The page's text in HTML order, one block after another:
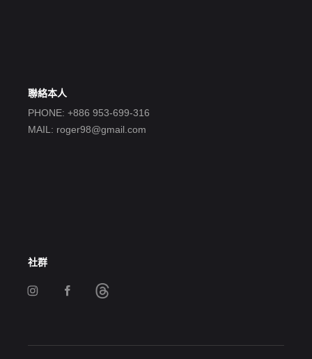
聯絡本人
PHONE: +886 953-699-316
MAIL: roger98@gmail.com
社群